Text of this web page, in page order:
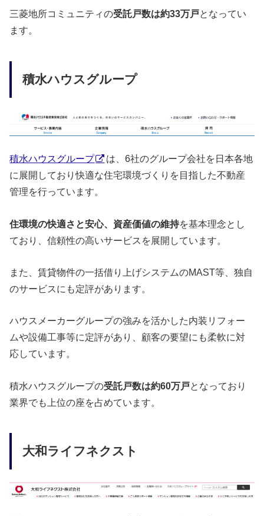
三菱地所コミュニティの受託戸数は約33万戸となってい
ます。
積水ハウスグループ
積水ハウスグループ
は、6社のグループ会社を日本各地
に展開しており快適な住宅環境づくりを目指した不動産
管理を行っています。
住環境の快適さと安心、資産価値の維持を基本理念とし
ており、信頼性の高いサービスを展開しています。
また、賃貸物件の一括借り上げシステムのMAST等、独自
のサービスにも定評があります。
ハウスメーカーグループの強みを活かした内装リフォー
ムや設備工事等に定評があり、顧客の要望にも柔軟に対
応しています。
積水ハウスグループの受託戸数は約60万戸となっており
業界でも上位の座を占めています。
大和ライフネクスト